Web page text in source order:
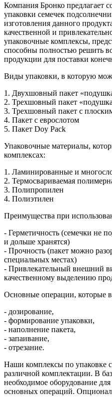
Компания Бронко предлагает
упаковки семечек
изготовления данного
качественной и
упаковочные комплексы,
способны полностью решить
продукции для поставки
Виды упаковки, в которую
1. Двухшовный пакет
2. Трехшовный пакет
3. Трехшовный пакет с
4. Пакет с еврослотом
5. Пакет Doy Pack
Упаковочные материалы,
комплексах:
1. Ламинированные и
2. Термосвариваемая
3. Полипропилен
4. Полиэтилен
Преимущества при
- Герметичность (семечки не
и дольше хранятся)
- Прочность (пакет можно
специальных местах)
- Привлекательный внешний
качественному выделению
Основные операции,
- дозирование,
- формирование упаковки,
- наполнение пакета,
- запаивание,
- отрезание.
Наши комплексы по упаковке
различной комплектации. В
необходимое оборудование
основных операций.